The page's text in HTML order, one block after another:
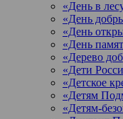
«День в
«День
«День
«День
«Дерево
«Дети
«Детское
«Детям
«Детям-